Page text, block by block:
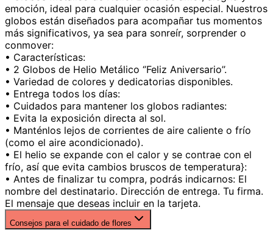
emoción, ideal para cualquier ocasión especial. Nuestros
globos están diseñados para acompañar tus momentos
más significativos, ya sea para sonreír, sorprender o
conmover:
• Características:
• 2 Globos de Helio Metálico ‘’Feliz Aniversario’’.
• Variedad de colores y dedicatorias disponibles.
• Entrega todos los días:
• Cuidados para mantener los globos radiantes:
• Evita la exposición directa al sol.
• Manténlos lejos de corrientes de aire caliente o frío
(como el aire acondicionado).
• El helio se expande con el calor y se contrae con el
frío, así que evita cambios bruscos de temperatura}:
• Antes de finalizar tu compra, podrás indicarnos: El
nombre del destinatario. Dirección de entrega. Tu firma.
El mensaje que deseas incluir en la tarjeta.
Consejos para el cuidado de flores